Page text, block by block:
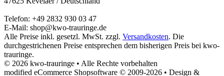
Telefon: +49 2832 930 03 47
E-Mail: shop@kwo-trauringe.de
Alle Preise inkl. gesetzl. MwSt. zzgl. Versandkosten. Die
durchgestrichenen Preise entsprechen dem bisherigen Preis bei kwo-
trauringe.
© 2026 kwo-trauringe • Alle Rechte vorbehalten
modified eCommerce Shopsoftware © 2009-2026 • Design &